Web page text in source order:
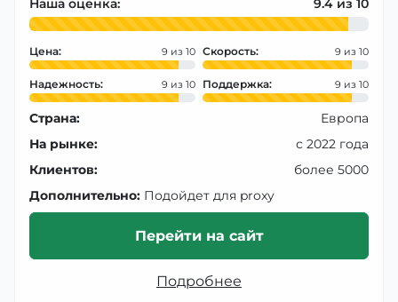
Наша оценка: 9.4
Цена: 9 Скорость: 9
Надежность: 9 Поддержка: 9
Страна:
Европа
На рынке:
с 2022 года
Клиентов:
более 5000
Дополнительно: Подойдет для proxy
Перейти на сайт
Подробнее